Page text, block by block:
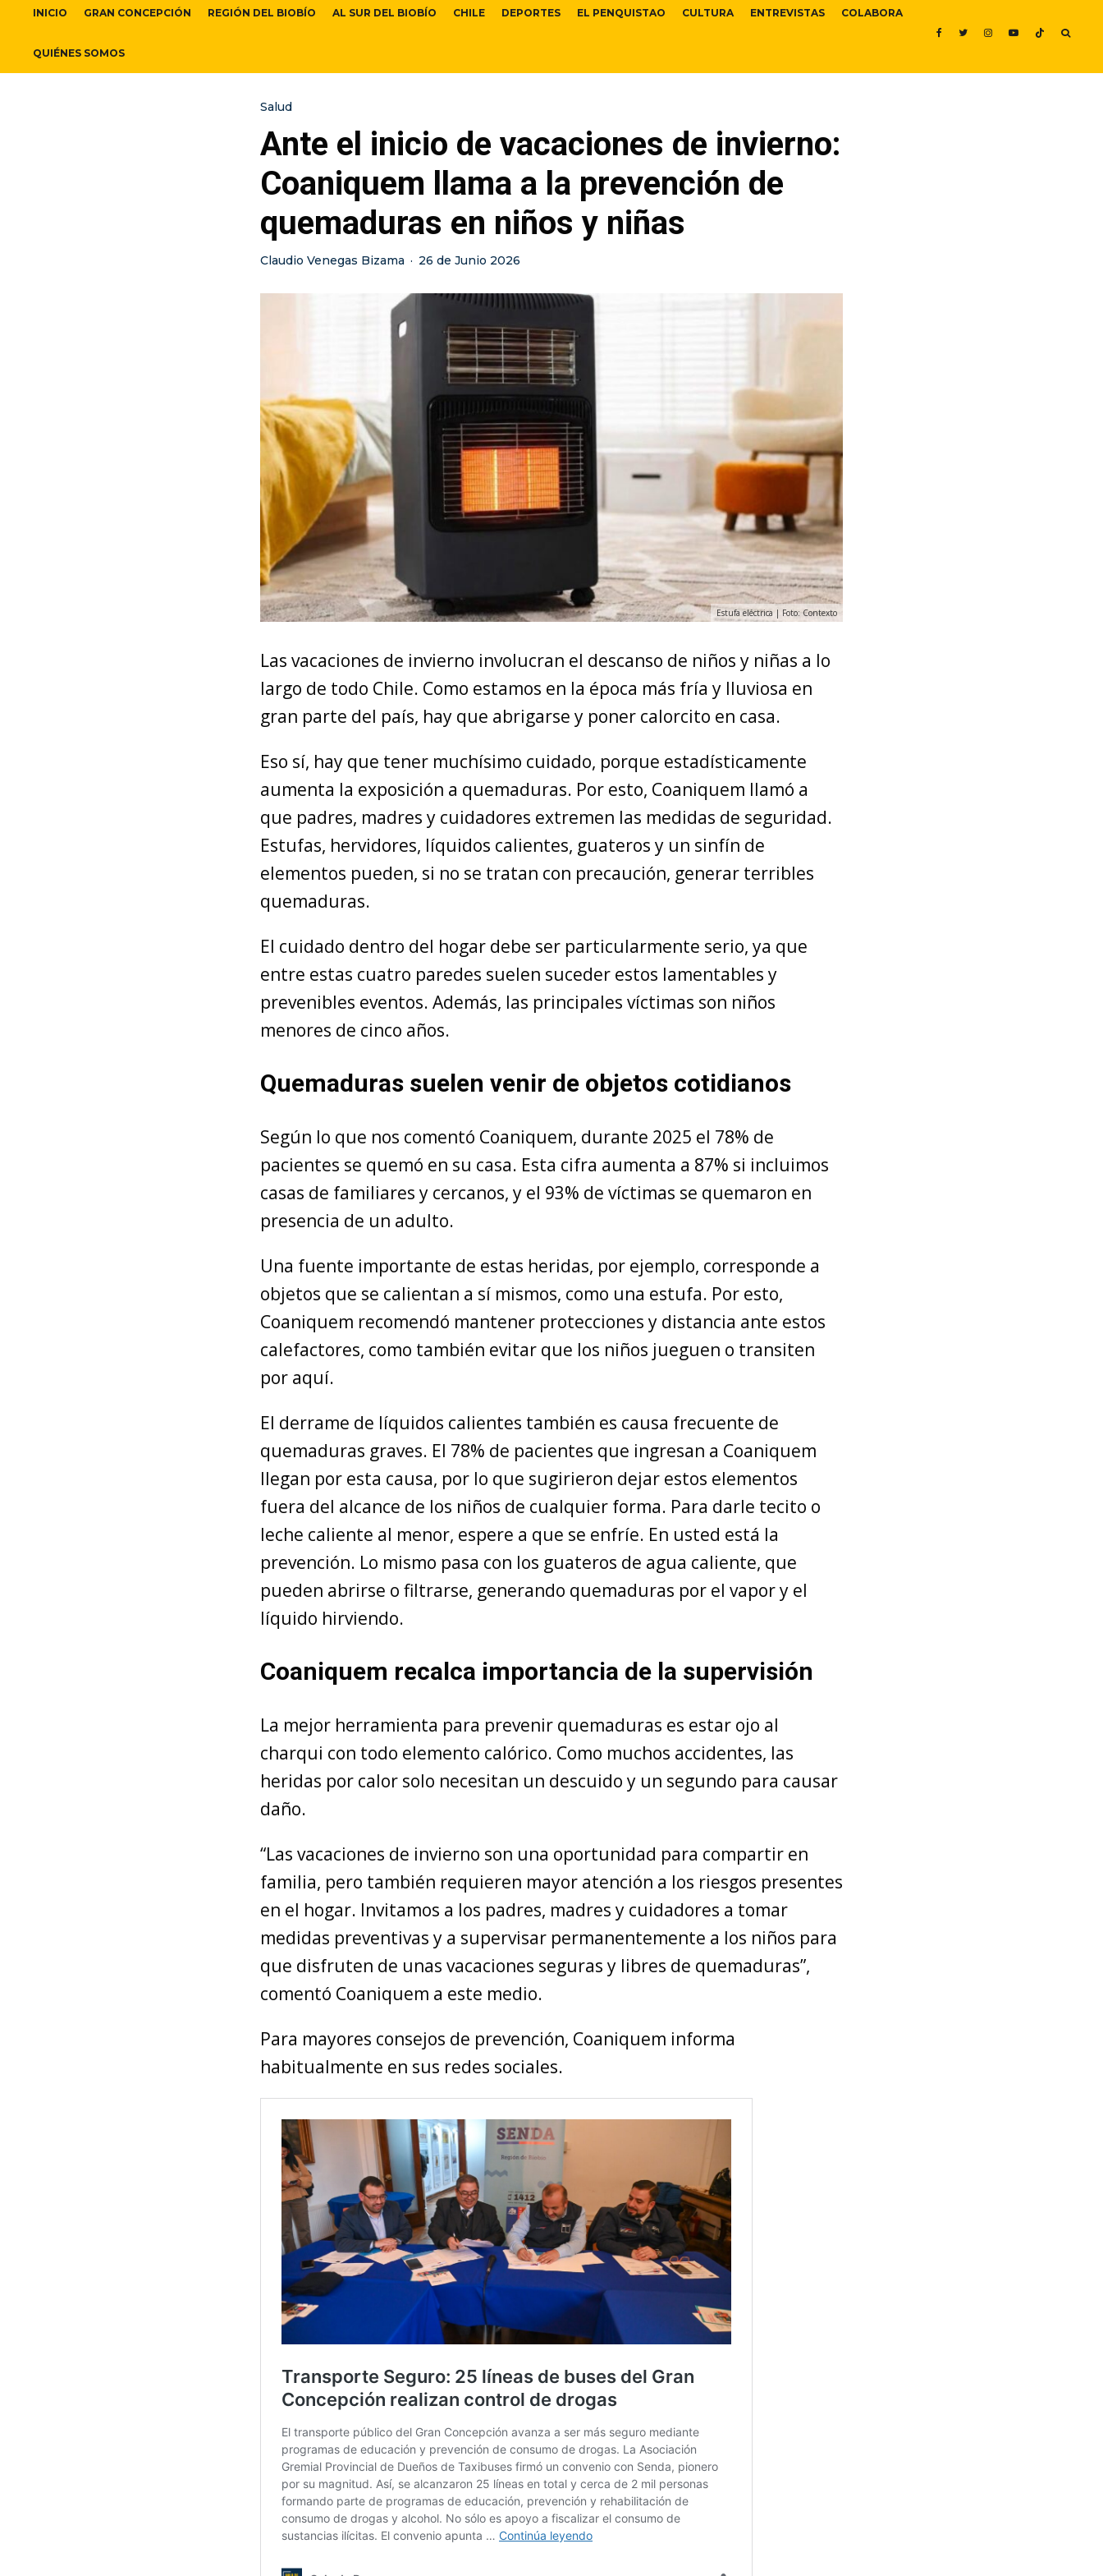
INICIO GRAN CONCEPCIÓN REGIÓN DEL BIOBÍO AL SUR DEL BIOBÍO CHILE DEPORTES EL PENQUISTAO CULTURA ENTREVISTAS COLABORA
QUIÉNES SOMOS
Salud
Ante el inicio de vacaciones de invierno:
Coaniquem llama a la prevención de
quemaduras en niños y niñas
Claudio Venegas Bizama · 26 de Junio 2026
Estufa eléctrica | Foto: Contexto
Las vacaciones de invierno involucran el descanso de niños y niñas a lo
largo de todo Chile. Como estamos en la época más fría y lluviosa en
gran parte del país, hay que abrigarse y poner calorcito en casa.
Eso sí, hay que tener muchísimo cuidado, porque estadísticamente
aumenta la exposición a quemaduras. Por esto, Coaniquem llamó a
que padres, madres y cuidadores extremen las medidas de seguridad.
Estufas, hervidores, líquidos calientes, guateros y un sinfín de
elementos pueden, si no se tratan con precaución, generar terribles
quemaduras.
El cuidado dentro del hogar debe ser particularmente serio, ya que
entre estas cuatro paredes suelen suceder estos lamentables y
prevenibles eventos. Además, las principales víctimas son niños
menores de cinco años.
Quemaduras suelen venir de objetos cotidianos
Según lo que nos comentó Coaniquem, durante 2025 el 78% de
pacientes se quemó en su casa. Esta cifra aumenta a 87% si incluimos
casas de familiares y cercanos, y el 93% de víctimas se quemaron en
presencia de un adulto.
Una fuente importante de estas heridas, por ejemplo, corresponde a
objetos que se calientan a sí mismos, como una estufa. Por esto,
Coaniquem recomendó mantener protecciones y distancia ante estos
calefactores, como también evitar que los niños jueguen o transiten
por aquí.
El derrame de líquidos calientes también es causa frecuente de
quemaduras graves. El 78% de pacientes que ingresan a Coaniquem
llegan por esta causa, por lo que sugirieron dejar estos elementos
fuera del alcance de los niños de cualquier forma. Para darle tecito o
leche caliente al menor, espere a que se enfríe. En usted está la
prevención. Lo mismo pasa con los guateros de agua caliente, que
pueden abrirse o filtrarse, generando quemaduras por el vapor y el
líquido hirviendo.
Coaniquem recalca importancia de la supervisión
La mejor herramienta para prevenir quemaduras es estar ojo al
charqui con todo elemento calórico. Como muchos accidentes, las
heridas por calor solo necesitan un descuido y un segundo para causar
daño.
“Las vacaciones de invierno son una oportunidad para compartir en
familia, pero también requieren mayor atención a los riesgos presentes
en el hogar. Invitamos a los padres, madres y cuidadores a tomar
medidas preventivas y a supervisar permanentemente a los niños para
que disfruten de unas vacaciones seguras y libres de quemaduras”,
comentó Coaniquem a este medio.
Para mayores consejos de prevención, Coaniquem informa
habitualmente en sus redes sociales.